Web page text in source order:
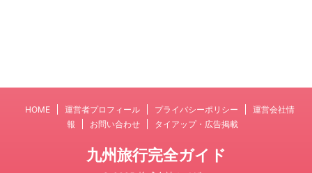
HOME 運営者プロフィール プライバシーポリシー
運営会社情
報
お問い合わせ タイアップ・広告掲載
九州旅行完全ガイド